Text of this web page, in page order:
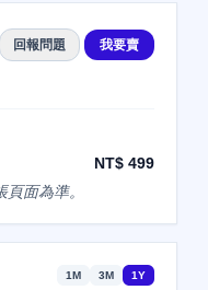
回報問題 我要賣
NT$ 499
面為準。
1M 3M 1Y